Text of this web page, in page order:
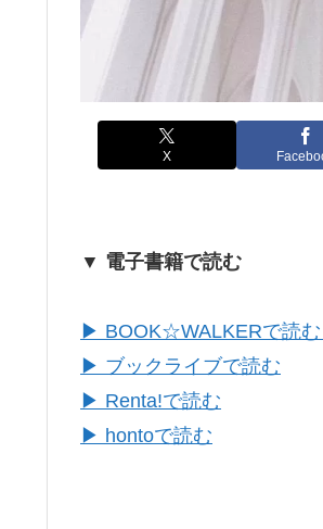
X
▼ 電子書籍で読む
▶ BOOK☆WALKERで読む
▶ ブックライブで読む
▶ Renta!で読む
▶ hontoで読む